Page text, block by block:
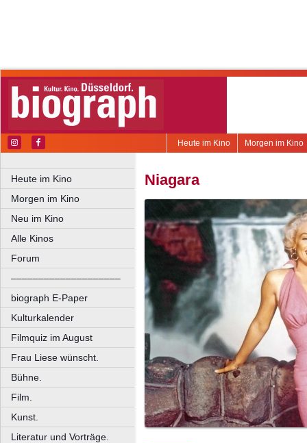
Morgen im Kino
Heute im Kino
Heute im Kino
Morgen im Kino
Neu im Kino
Alle Kinos
Forum
––––––––––––––––––––
biograph E-Paper
Kulturkalender
Filmquiz im August
Frau Liese wünscht.
Bühne.
Film.
Kunst.
Literatur und Vorträge.
Niagara